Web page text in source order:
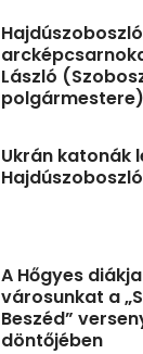
Hajdúszoboszló
László
polgármestere)
Ukrán katonák
A Hőgyes
városunkat a
Beszéd”
döntőjében